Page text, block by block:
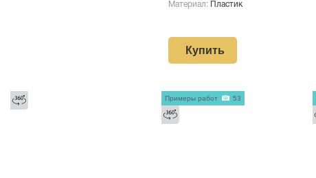
Материал:
Пластик
Купить
Примеры работ 53